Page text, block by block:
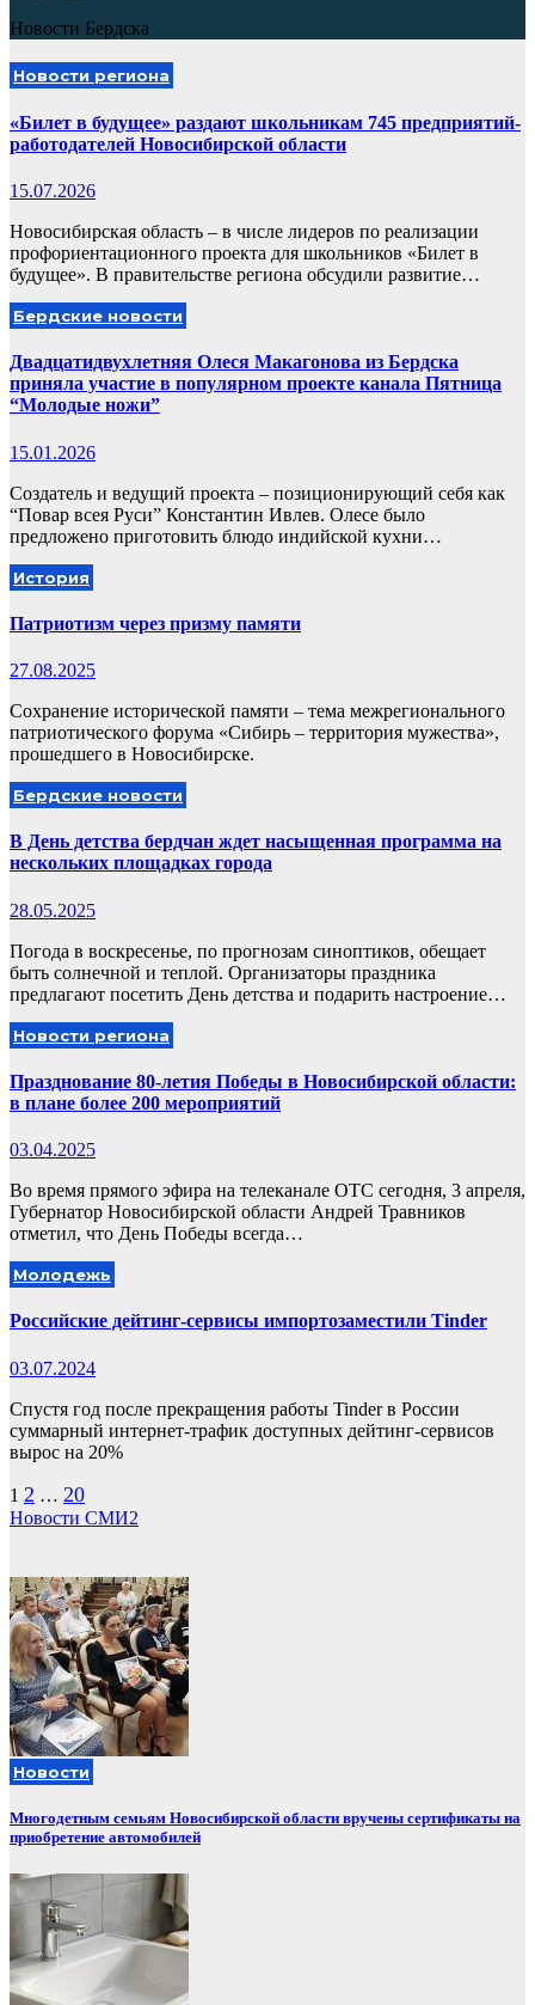
Новости Бердска
Новости региона
«Билет в будущее» раздают школьникам 745 предприятий-
работодателей Новосибирской области
15.07.2026
Новосибирская область – в числе лидеров по реализации
профориентационного проекта для школьников «Билет в
будущее». В правительстве региона обсудили развитие…
Бердские новости
Двадцатидвухлетняя Олеся Макагонова из Бердска
приняла участие в популярном проекте канала Пятница
“Молодые ножи”
15.01.2026
Создатель и ведущий проекта – позиционирующий себя как
“Повар всея Руси” Константин Ивлев. Олесе было
предложено приготовить блюдо индийской кухни…
История
Патриотизм через призму памяти
27.08.2025
Сохранение исторической памяти – тема межрегионального
патриотического форума «Сибирь – территория мужества»,
прошедшего в Новосибирске.
Бердские новости
В День детства бердчан ждет насыщенная программа на
нескольких площадках города
28.05.2025
Погода в воскресенье, по прогнозам синоптиков, обещает
быть солнечной и теплой. Организаторы праздника
предлагают посетить День детства и подарить настроение…
Новости региона
Празднование 80-летия Победы в Новосибирской области:
в плане более 200 мероприятий
03.04.2025
Во время прямого эфира на телеканале ОТС сегодня, 3 апреля,
Губернатор Новосибирской области Андрей Травников
отметил, что День Победы всегда…
Молодежь
Российские дейтинг-сервисы импортозаместили Tinder
03.07.2024
Спустя год после прекращения работы Tinder в России
суммарный интернет-трафик доступных дейтинг-сервисов
вырос на 20%
Пагинация
записей
1 2 … 20
Новости СМИ2
Новости
Многодетным семьям Новосибирской области вручены сертификаты на
приобретение автомобилей